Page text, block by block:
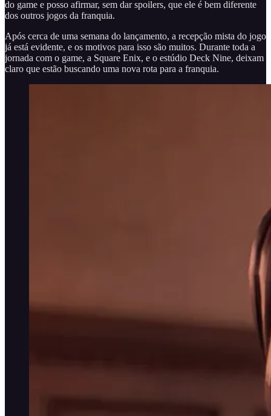
do game e posso afirmar, sem dar spoilers, que ele é bem diferente
dos outros jogos da franquia.
Após cerca de uma semana do lançamento, a recepção mista do jogo
já está evidente, e os motivos para isso são muitos. Durante toda a
jornada com o game, a Square Enix, e o estúdio Deck Nine, deixam
claro que estão buscando uma nova rota para a franquia.